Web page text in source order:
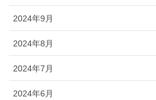
2024年9月
2024年8月
2024年7月
2024年6月